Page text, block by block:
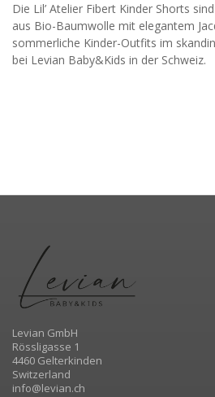
Die Lil’ Atelier Fibert Kinder Shorts
aus Bio-Baumwolle mit elegantem
sommerliche Kinder-Outfits im
bei Levian Baby&Kids in der Schweiz.
Levian GmbH
Rössligasse 1
4460 Gelterkinden
Switzerland
info@levian.ch